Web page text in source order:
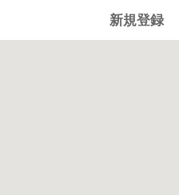
新規登録